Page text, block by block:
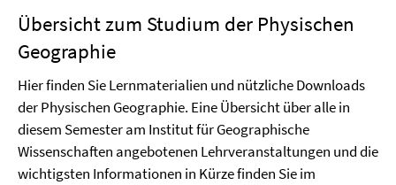
Übersicht zum Studium der Physischen
Geographie
Hier finden Sie Lernmaterialien und nützliche Downloads
der Physischen Geographie. Eine Übersicht über alle in
diesem Semester am Institut für Geographische
Wissenschaften angebotenen Lehrveranstaltungen und die
wichtigsten Informationen in Kürze finden Sie im